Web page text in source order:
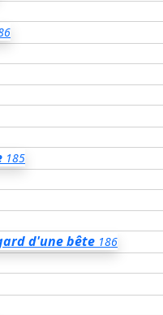
185
d'une bête 186